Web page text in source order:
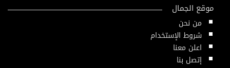
موقع الجمال
من نحن
شروط الإستخدام
اعلن معنا
إتصل بنا